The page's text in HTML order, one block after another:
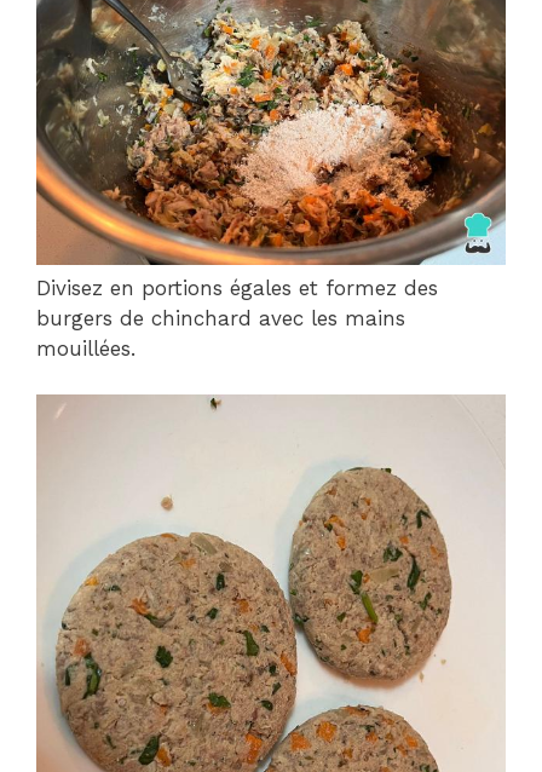
Divisez en portions égales et formez des
burgers de chinchard avec les mains
mouillées.